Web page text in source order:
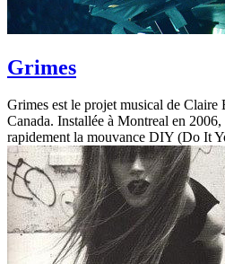
Grimes
Grimes est le projet musical de Claire
Canada. Installée à Montreal en
rapidement la mouvance DIY (Do It